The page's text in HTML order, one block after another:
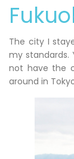
The city I
my standards.
not have the
around in